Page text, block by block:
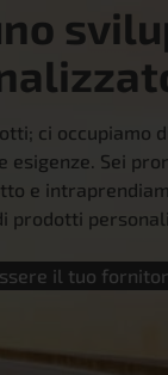
ci occupiamo
esigenze. Sei
e
prodotti
il tuo